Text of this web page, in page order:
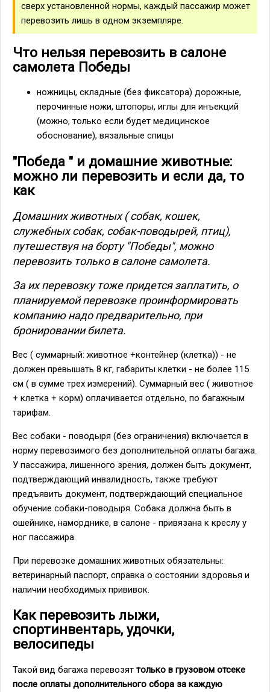
сверх установленной нормы, каждый пассажир может
перевозить лишь в одном экземпляре.
Что нельзя перевозить в салоне
самолета Победы
ножницы, складные (без фиксатора) дорожные,
перочинные ножи, штопоры, иглы для инъекций
(можно, только если будет медицинское
обоснование), вязальные спицы
"Победа " и домашние животные:
можно ли перевозить и если да, то
как
Домашних животных ( собак, кошек,
служебных собак, собак-поводырей, птиц),
путешествуя на борту "Победы", можно
перевозить только в салоне самолета.
За их перевозку тоже придется заплатить, о
планируемой перевозке проинформировать
компанию надо предварительно, при
бронировании билета.
Вес ( суммарный: животное +контейнер (клетка)) - не
должен превышать 8 кг, габариты клетки - не более 115
см ( в сумме трех измерений). Суммарный вес ( животное
+ клетка + корм) оплачивается отдельно, по багажным
тарифам.
Вес собаки - поводыря (без ограничения) включается в
норму перевозимого без дополнительной оплаты багажа.
У пассажира, лишенного зрения, должен быть документ,
подтверждающий инвалидность, также требуют
предъявить документ, подтверждающий специальное
обучение собаки-поводыря. Собака должна быть в
ошейнике, наморднике, в салоне - привязана к креслу у
ног пассажира.
При перевозке домашних животных обязательны:
ветеринарный паспорт, справка о состоянии здоровья и
наличии необходимых прививок.
Как перевозить лыжи,
спортинвентарь, удочки,
велосипеды
Такой вид багажа перевозят только в грузовом отсеке
после оплаты дополнительного сбора за каждую